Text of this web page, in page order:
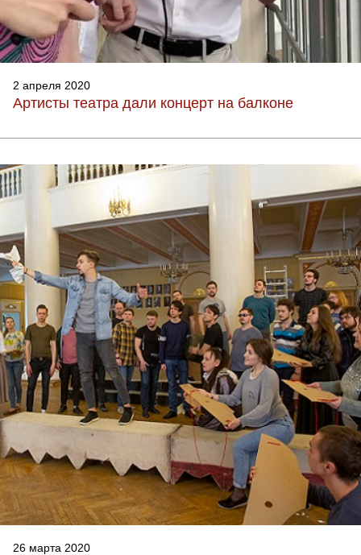
2 апреля 2020
Артисты театра дали концерт на балконе
26 марта 2020